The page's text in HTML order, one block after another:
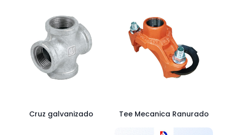
Cruz galvanizado Tee Mecanica Ranurado